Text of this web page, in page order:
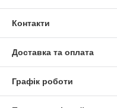
Контакти
Доставка та оплата
Графік роботи